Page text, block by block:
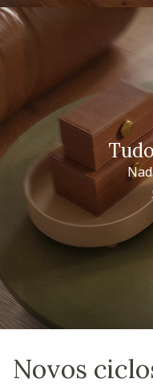
Novos